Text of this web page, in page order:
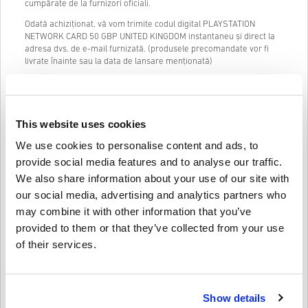
This website uses cookies
We use cookies to personalise content and ads, to
provide social media features and to analyse our traffic.
We also share information about your use of our site with
our social media, advertising and analytics partners who
may combine it with other information that you’ve
provided to them or that they’ve collected from your use
of their services.
Show details
cumpărate de la furnizori oficiali.
Odată achiziționat, vă vom trimite codul digital PLAYSTATION
NETWORK CARD 50 GBP UNITED KINGDOM instantaneu și direct la
adresa dvs. de e-mail furnizată. (produsele precomandate vor fi
livrate înainte sau la data de lansare menționată)
întotdeauna disponibile în cazul în care aveți probleme sau
UNITED KINGDOM.
Sistemul nostru de cumpărare în 3 pași, ușor de urmărit, nu conține
formulare enervante sau chestionare de completat și necesită doar
o adresă de e-mail și o metodă de plată validă, făcând astfel
procesul de cumpărare a PLAYSTATION NETWORK CARD 50 GBP
UNITED KINGDOM pentru PC de la livecards.net rapid și ușor.
Cum funcționează pe Livecards.net
vor fi livrate înainte sau la data de